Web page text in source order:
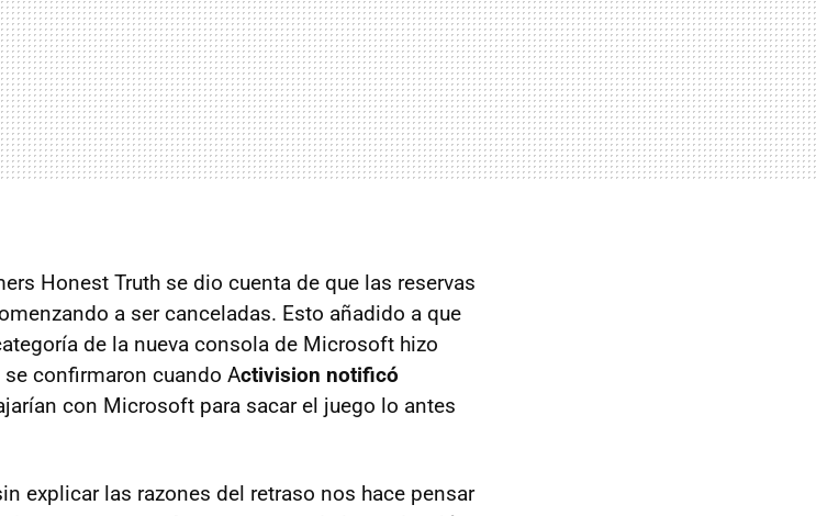
Honest Truth se dio cuenta de que las reservas
a ser canceladas. Esto añadido a que
de la nueva consola de Microsoft hizo
confirmaron cuando Activision notificó
con Microsoft para sacar el juego lo antes
explicar las razones del retraso nos hace pensar